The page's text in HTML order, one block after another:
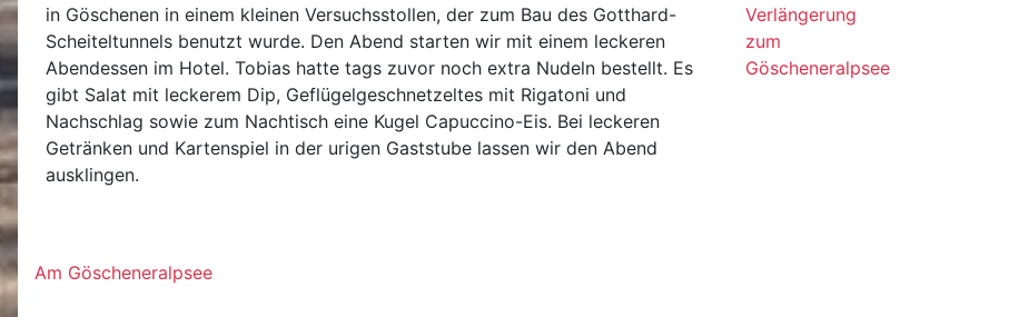
in Göschenen in einem kleinen Versuchsstollen, der zum Bau des Gotthard-
Scheiteltunnels benutzt wurde. Den Abend starten wir mit einem leckeren
Abendessen im Hotel. Tobias hatte tags zuvor noch extra Nudeln bestellt. Es
gibt Salat mit leckerem Dip, Geflügelgeschnetzeltes mit Rigatoni und
Nachschlag sowie zum Nachtisch eine Kugel Capuccino-Eis. Bei leckeren
Getränken und Kartenspiel in der urigen Gaststube lassen wir den Abend
ausklingen.
Verlängerung
zum
Göscheneralpsee
Am Göscheneralpsee